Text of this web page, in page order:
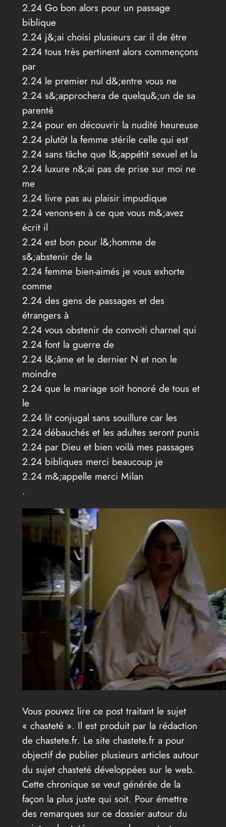
2.24 Go bon alors pour un passage
biblique
2.24 j&;ai choisi plusieurs car il de être
2.24 tous très pertinent alors commençons
par
2.24 le premier nul d&;entre vous ne
2.24 s&;approchera de quelqu&;un de sa
parenté
2.24 pour en découvrir la nudité heureuse
2.24 plutôt la femme stérile celle qui est
2.24 sans tâche que l&;appétit sexuel et la
2.24 luxure n&;ai pas de prise sur moi ne
me
2.24 livre pas au plaisir impudique
2.24 venons-en à ce que vous m&;avez
écrit il
2.24 est bon pour l&;homme de
s&;abstenir de la
2.24 femme bien-aimés je vous exhorte
comme
2.24 des gens de passages et des
étrangers à
2.24 vous obstenir de convoiti charnel qui
2.24 font la guerre de
2.24 l&;âme et le dernier N et non le
moindre
2.24 que le mariage soit honoré de tous et
le
2.24 lit conjugal sans souillure car les
2.24 débauchés et les adultes seront punis
2.24 par Dieu et bien voilà mes passages
2.24 bibliques merci beaucoup je
2.24 m&;appelle merci Milan
.
Vous pouvez lire ce post traitant le sujet
« chasteté ». Il est produit par la rédaction
de chastete.fr. Le site chastete.fr a pour
objectif de publier plusieurs articles autour
du sujet chasteté développées sur le web.
Cette chronique se veut générée de la
façon la plus juste qui soit. Pour émettre
des remarques sur ce dossier autour du